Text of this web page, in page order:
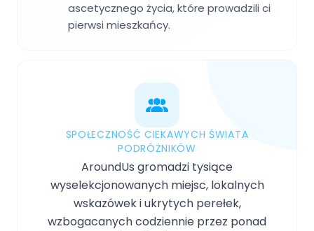
ascetycznego życia, które prowadzili ci
pierwsi mieszkańcy.
SPOŁECZNOŚĆ CIEKAWYCH ŚWIATA
PODRÓŻNIKÓW
AroundUs gromadzi tysiące
wyselekcjonowanych miejsc, lokalnych
wskazówek i ukrytych perełek,
wzbogacanych codziennie przez ponad